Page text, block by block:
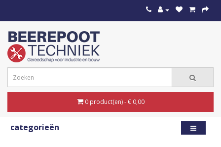
0 product(en) - € 0,00
categorieën